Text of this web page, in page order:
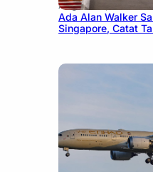
August 13, 2025
Ada Alan Walker
Singapore, Catat